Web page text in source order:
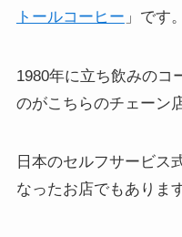
トールコーヒー 」です。
1980年に立ち飲みのコ
のがこちらのチェーン店
日本のセルフサービス
なったお店でもあります